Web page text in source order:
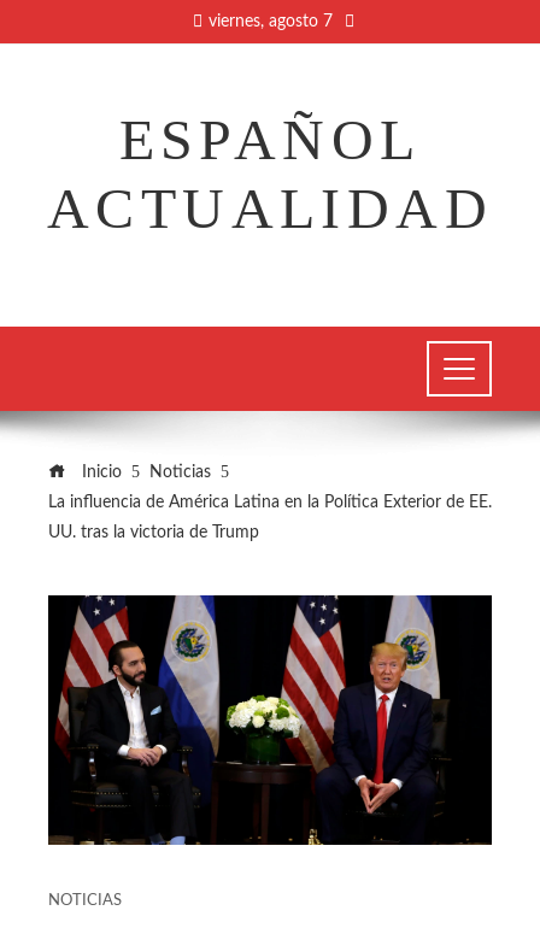
viernes, agosto 7
ESPAÑOL
ACTUALIDAD
Inicio
Noticias
La influencia de América Latina en la Política Exterior de EE.
UU. tras la victoria de Trump
NOTICIAS